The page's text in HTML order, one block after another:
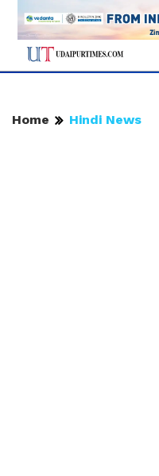
Home Hindi News